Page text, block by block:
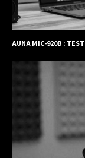
AUNA MIC-920B :